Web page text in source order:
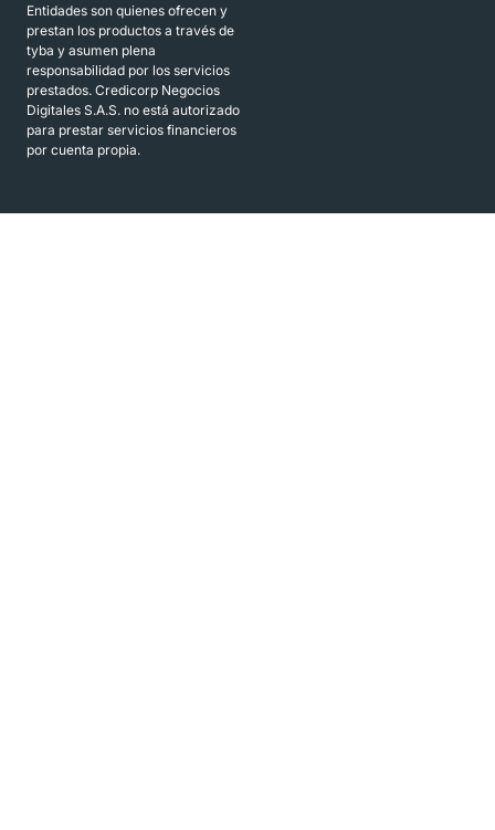
Entidades son quienes ofrecen y
prestan los productos a través de
tyba y asumen plena
responsabilidad por los servicios
prestados. Credicorp Negocios
Digitales S.A.S. no está autorizado
para prestar servicios financieros
por cuenta propia.